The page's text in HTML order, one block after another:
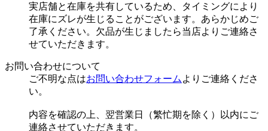
実店舗と在庫を共有しているため、タイミングにより
在庫にズレが生じることがございます。あらかじめご
了承ください。欠品が生じましたら当店よりご連絡さ
せていただきます。
お問い合わせについて
ご不明な点はお問い合わせフォーム よりご連絡くださ
い。
内容を確認の上、翌営業日（繁忙期を除く）以内にご
連絡させていただきます。